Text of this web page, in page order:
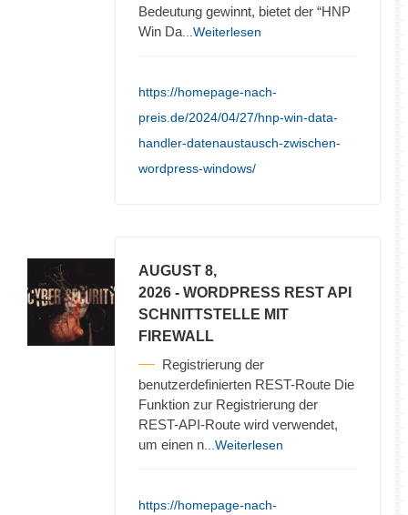
Bedeutung gewinnt, bietet der “HNP
Win Da ...Weiterlesen
https://homepage-nach-
preis.de/2024/04/27/hnp-win-data-
handler-datenaustausch-zwischen-
wordpress-windows/
AUGUST 8,
2026 - WORDPRESS REST API
SCHNITTSTELLE MIT
FIREWALL
Registrierung der
benutzerdefinierten REST-Route Die
Funktion zur Registrierung der
REST-API-Route wird verwendet,
um einen n ...Weiterlesen
https://homepage-nach-